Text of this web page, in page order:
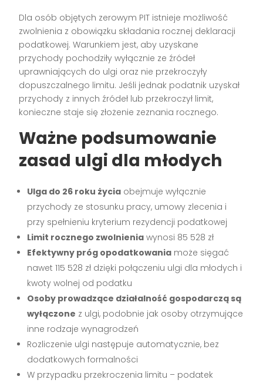
Dla osób objętych zerowym PIT istnieje możliwość
zwolnienia z obowiązku składania rocznej deklaracji
podatkowej. Warunkiem jest, aby uzyskane
przychody pochodziły wyłącznie ze źródeł
uprawniających do ulgi oraz nie przekroczyły
dopuszczalnego limitu. Jeśli jednak podatnik uzyskał
przychody z innych źródeł lub przekroczył limit,
konieczne staje się złożenie zeznania rocznego.
Ważne podsumowanie
zasad ulgi dla młodych
Ulga do 26 roku życia obejmuje wyłącznie
przychody ze stosunku pracy, umowy zlecenia i
przy spełnieniu kryterium rezydencji podatkowej
Limit rocznego zwolnienia wynosi 85 528 zł
Efektywny próg opodatkowania może sięgać
nawet 115 528 zł dzięki połączeniu ulgi dla młodych i
kwoty wolnej od podatku
Osoby prowadzące działalność gospodarczą są
wyłączone z ulgi, podobnie jak osoby otrzymujące
inne rodzaje wynagrodzeń
Rozliczenie ulgi następuje automatycznie, bez
dodatkowych formalności
W przypadku przekroczenia limitu – podatek